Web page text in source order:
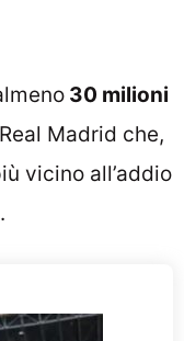
30 milioni
Madrid che,
vicino all’addio